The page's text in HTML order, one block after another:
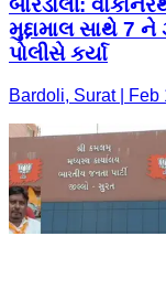
બારડોલી:
મુદ્દામાલ સાથે 7
પોલીસે કર્યા
Bardoli, Surat | Feb